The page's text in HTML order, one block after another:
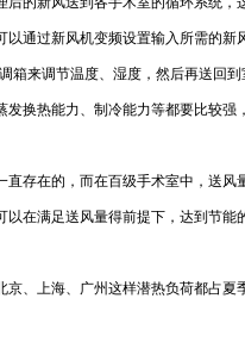
通过新风机变频设置输入所需的
箱来调节温度、湿度，然后再送回
换热能力、制冷能力等都要比较强
存在的，而在百级手术室中，送
在满足送风量得前提下，达到节能
、上海、广州这样潜热负荷都占